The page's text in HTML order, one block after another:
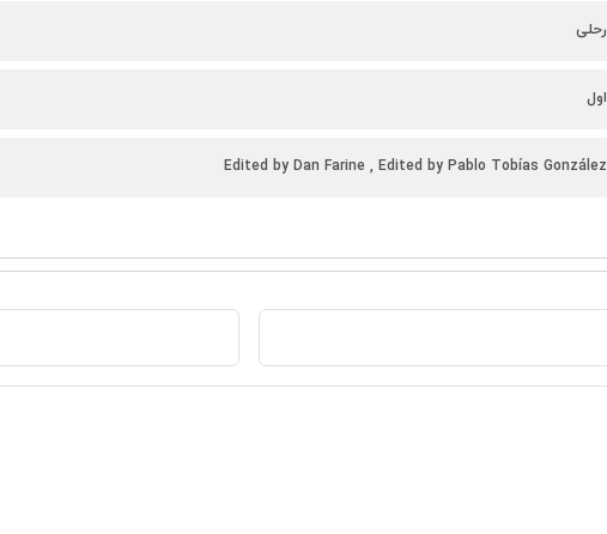
رحلی
اول
Edited by Dan Farine , Edited by Pablo Tobías González